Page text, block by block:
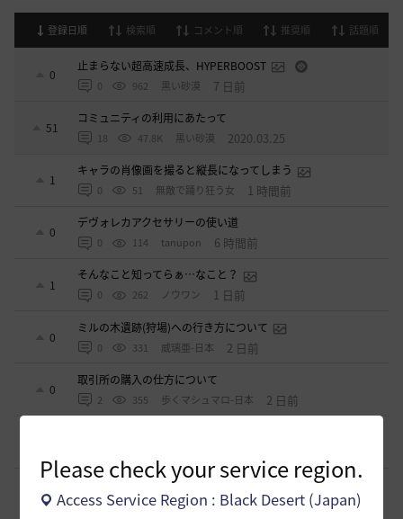
Please check your service region.
Access Service Region : Black Desert (Japan)
登録日順 検索順 コメント順 推奨順 話題順
0
止まらない超高速成長、HYPERBOOST
0 962 黒い砂漠 7 日前
51
コミュニティの利用にあたって
18 47.8K 黒い砂漠 2020.03.25
1
キャラの肖像画を撮ると縦長になってしまう
0 51 無敵で踊り狂う女 1 時間前
0
デヴォレカアクセサリーの使い道
0 114 tanupon 6 時間前
1
そんなこと知ってらぁ…なこと？
0 262 ノウワン 1 日前
0
ミルの木遺跡(狩場)への行き方について
0 331 威璃亜-日本 2 日前
0
取引所の購入の仕方について
2 355 歩くマシュマロ-日本 2 日前
0
止まらない超高速成長、HYPERBOOST
0 962 黒い砂漠 7 日前